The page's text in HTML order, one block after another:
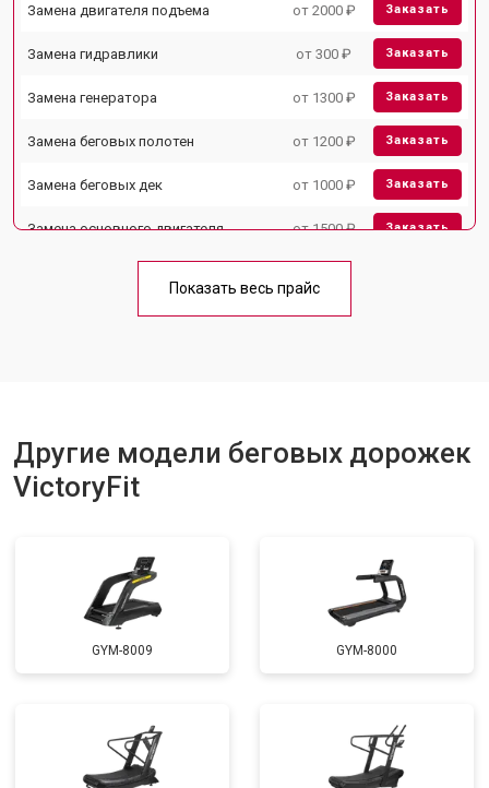
Замена двигателя подъема от 2000 ₽ Заказать
Замена гидравлики от 300 ₽ Заказать
Замена генератора от 1300 ₽ Заказать
Замена беговых полотен от 1200 ₽ Заказать
Замена беговых дек от 1000 ₽ Заказать
Замена основного двигателя от 1500 ₽ Заказать
Замена платы управления от 800 ₽
Показать весь прайс
Другие модели беговых дорожек
VictoryFit
GYM-8009 GYM-8000